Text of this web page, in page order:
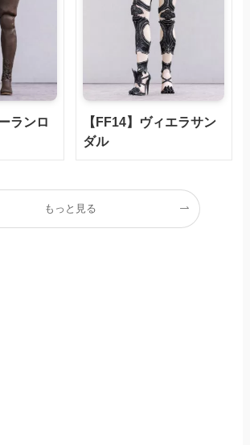
ランロ
【FF14】ヴィエラサン
ダル
もっと見る